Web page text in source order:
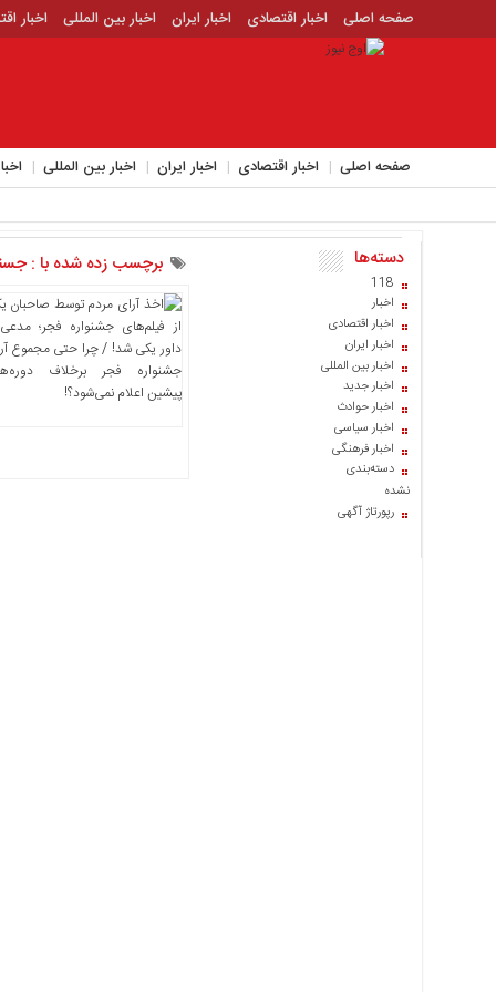
صفحه اصلی اخبار اقتصادی اخبار ایران اخبار بین المللی
اخبار
اخبار جدید
اخبار حوادث
صفحه اصلی اخبار اقتصادی اخبار ایران اخبار بین المللی
صفحه
اقتصادی
دسته‌ها
118
اخبار
اخبار اقتصادی
اخبار ایران
اخبار بین المللی
اخبار جدید
اخبار حوادث
اخبار سیاسی
اخبار فرهنگی
دسته‌بندی
نشده
رپورتاژ آگهی
برچسب زده شده با :